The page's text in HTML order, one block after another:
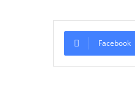
Facebook